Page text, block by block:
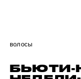
волосы
БЬЮТИ-